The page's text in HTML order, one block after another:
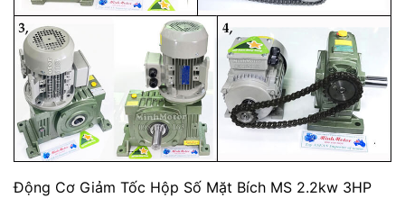
Động Cơ Giảm Tốc Hộp Số Mặt Bích MS 2.2kw 3HP